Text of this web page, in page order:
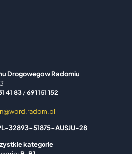
Drogowego w Radomiu
41 83/691 151 152
32893-51875-AUSJU-28
kategorie